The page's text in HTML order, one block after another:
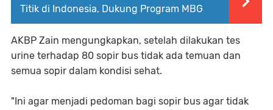
Titik di Indonesia, Dukung Program MBG
AKBP Zain mengungkapkan, setelah dilakukan tes
urine terhadap 80 sopir bus tidak ada temuan dan
semua sopir dalam kondisi sehat.
"Ini agar menjadi pedoman bagi sopir bus agar tidak